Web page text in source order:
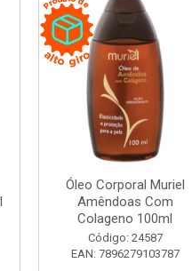
Óleo Corporal Muriel
Amêndoas Com
Colageno 100ml
Código: 24587
EAN: 7896279103787